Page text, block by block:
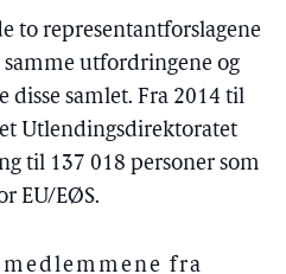
to representantforslagene
samme utfordringene og
disse samlet. Fra 2014 til
Utlendingsdirektoratet
til 137 018 personer som
EU/EØS.
fra